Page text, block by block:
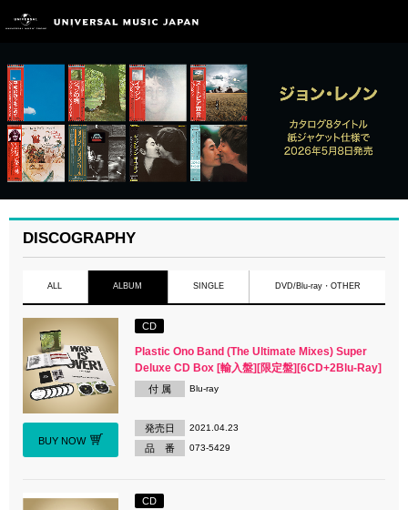
DISCOGRAPHY
ALL ALBUM SINGLE DVD/Blu-ray・OTHER
BUY NOW
CD
Plastic Ono Band (The Ultimate Mixes) Super
Deluxe CD Box [輸入盤][限定盤][6CD+2Blu-Ray]
付 属 Blu-ray
発売日 2021.04.23
品 番 073-5429
CD